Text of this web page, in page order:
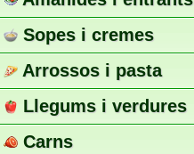
Sopes i cremes
Arrossos i pasta
Llegums i verdures
Carns